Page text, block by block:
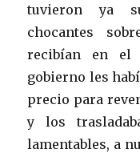
tuvieron ya
chocantes
recibían en el
gobierno les
precio para
y los
lamentables, a